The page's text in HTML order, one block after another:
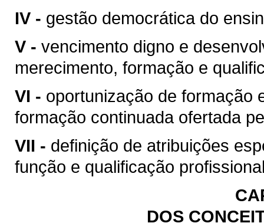
IV - gestão democrática do
V - vencimento digno e
merecimento, formação e
VI - oportunização de formação
formação continuada ofertada
VII - definição de atribuições
função e qualificação
DOS